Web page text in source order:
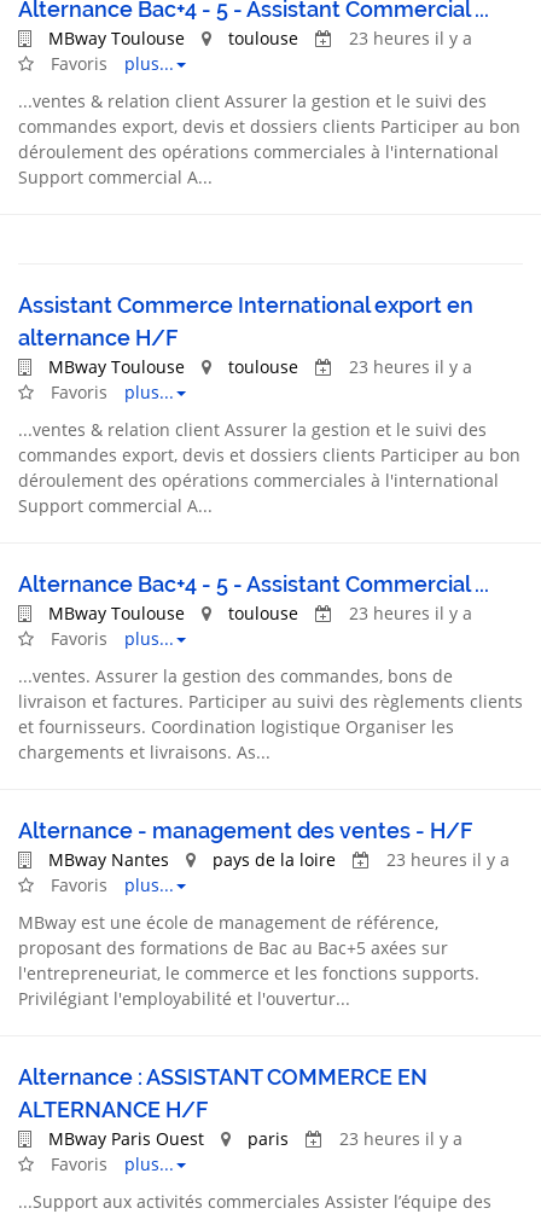
Alternance Bac+4 - 5 - Assistant Commercial ...
MBway Toulouse toulouse
23 heures il y a
Favoris
plus...
...ventes & relation client Assurer la gestion et le suivi des
commandes export, devis et dossiers clients Participer au bon
déroulement des opérations commerciales à l'international
Support commercial A...
Assistant Commerce International export en
alternance H/F
MBway Toulouse toulouse
23 heures il y a
Favoris
plus...
...ventes & relation client Assurer la gestion et le suivi des
commandes export, devis et dossiers clients Participer au bon
déroulement des opérations commerciales à l'international
Support commercial A...
Alternance Bac+4 - 5 - Assistant Commercial ...
MBway Toulouse toulouse
23 heures il y a
Favoris
plus...
...ventes. Assurer la gestion des commandes, bons de
livraison et factures. Participer au suivi des règlements clients
et fournisseurs. Coordination logistique Organiser les
chargements et livraisons. As...
Alternance - management des ventes - H/F
MBway Nantes pays de la loire
23 heures il y a
Favoris
plus...
MBway est une école de management de référence,
proposant des formations de Bac au Bac+5 axées sur
l'entrepreneuriat, le commerce et les fonctions supports.
Privilégiant l'employabilité et l'ouvertur...
Alternance : ASSISTANT COMMERCE EN
ALTERNANCE H/F
MBway Paris Ouest paris
23 heures il y a
Favoris
plus...
...Support aux activités commerciales Assister l’équipe des